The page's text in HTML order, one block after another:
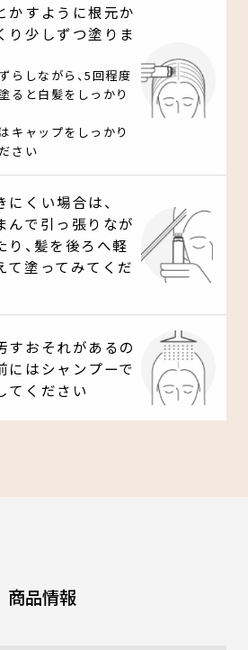
かすように根元か
り少しずつ塗りま
らしながら、5回程度
ると白髪をしっかり
キャップをしっかり
さい
にくい場合は、
んで引っ張りなが
り、髪を後ろへ軽
て塗ってみてくだ
すおそれがあるの
にはシャンプーで
てください
商品情報